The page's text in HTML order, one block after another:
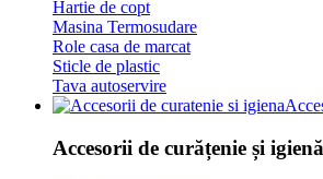
Hartie de copt
Masina Termosudare
Role casa de marcat
Sticle de plastic
Tava autoservire
Accesorii de curățenie și igienă